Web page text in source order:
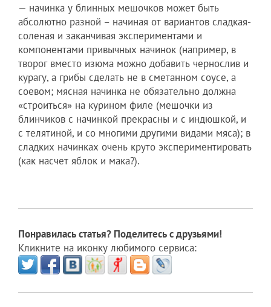
— начинка у блинных мешочков может быть
абсолютно разной – начиная от вариантов сладкая-
соленая и заканчивая экспериментами и
компонентами привычных начинок (например, в
творог вместо изюма можно добавить чернослив и
курагу, а грибы сделать не в сметанном соусе, а
соевом; мясная начинка не обязательно должна
«строиться» на курином филе (мешочки из
блинчиков с начинкой прекрасны и с индюшкой, и
с телятиной, и со многими другими видами мяса); в
сладких начинках очень круто экспериментировать
(как насчет яблок и мака?).
Понравилась статья? Поделитесь с друзьями!
Кликните на иконку любимого сервиса: